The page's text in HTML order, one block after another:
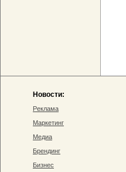
Новости:
Реклама
Маркетинг
Медиа
Брендинг
Бизнес